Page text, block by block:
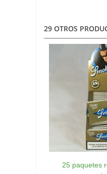
29 OTROS
25 paquetes